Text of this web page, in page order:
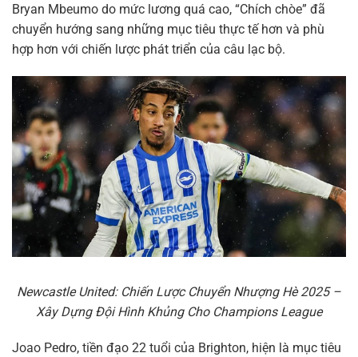
Bryan Mbeumo do mức lương quá cao, “Chích chòe” đã
chuyển hướng sang những mục tiêu thực tế hơn và phù
hợp hơn với chiến lược phát triển của câu lạc bộ.
Newcastle United: Chiến Lược Chuyển Nhượng Hè 2025 –
Xây Dựng Đội Hình Khủng Cho Champions League
Joao Pedro, tiền đạo 22 tuổi của Brighton, hiện là mục tiêu